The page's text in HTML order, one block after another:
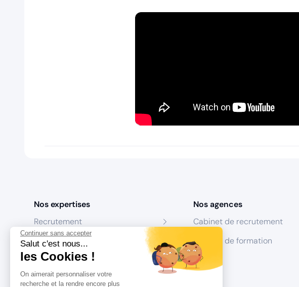
Continuer sans accepter
Salut c'est nous...
les Cookies !
On aimerait personnaliser votre
recherche et la rendre encore plus
Nos expertises
Recrutement
Formation
Coaching
Conseil
Nos agences
Cabinet de recrutement
Centres de formation